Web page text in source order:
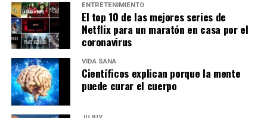
ENTRETENIMIENTO
El top 10 de las mejores series de
Netflix para un maratón en casa por el
coronavirus
VIDA SANA
Científicos explican porque la mente
puede curar el cuerpo